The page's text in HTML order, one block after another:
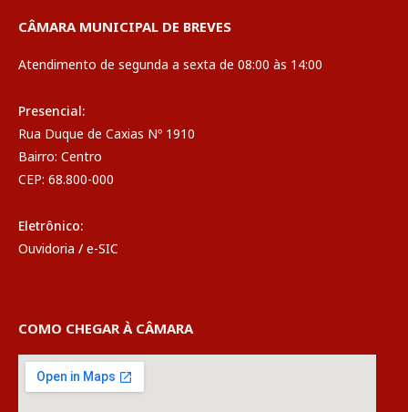
CÂMARA MUNICIPAL DE BREVES
Atendimento de segunda a sexta de 08:00 às 14:00
Presencial:
Rua Duque de Caxias Nº 1910
Bairro: Centro
CEP: 68.800-000
Eletrônico:
Ouvidoria / e-SIC
COMO CHEGAR À CÂMARA